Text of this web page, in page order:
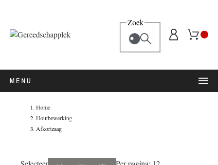
Zoek
0
MENU
Home
Houtbewerking
Afkortzaag